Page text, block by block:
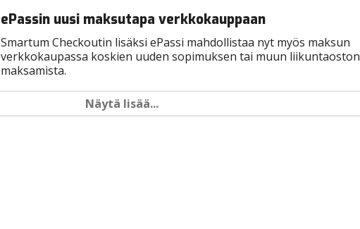
ePassin uusi maksutapa verkkokauppaan
Smartum Checkoutin lisäksi ePassi mahdollistaa nyt myös maksun
verkkokaupassa koskien uuden sopimuksen tai muun liikuntaoston
maksamista.
Näytä lisää...